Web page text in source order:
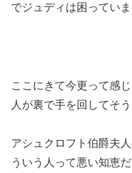
でジュディは困っていま
ここにきて今更って感
人が裏で手を回してそ
アシュクロフト伯爵夫
ういう人って悪い知恵